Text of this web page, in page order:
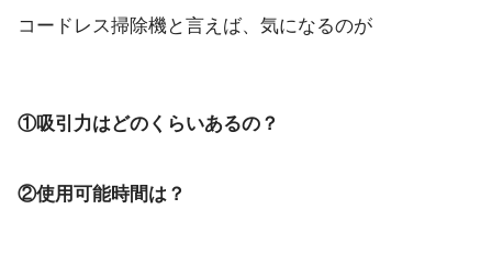
コードレス掃除機と言えば、気になるのが
①吸引力はどのくらいあるの？
②使用可能時間は？